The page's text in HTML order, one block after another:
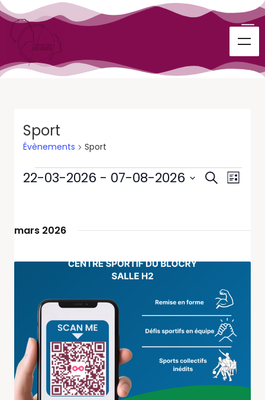
Sport
Évènements Sport
de
Recherche
de
Liste
22-03-2026 - 07-08-2026
mars 2026